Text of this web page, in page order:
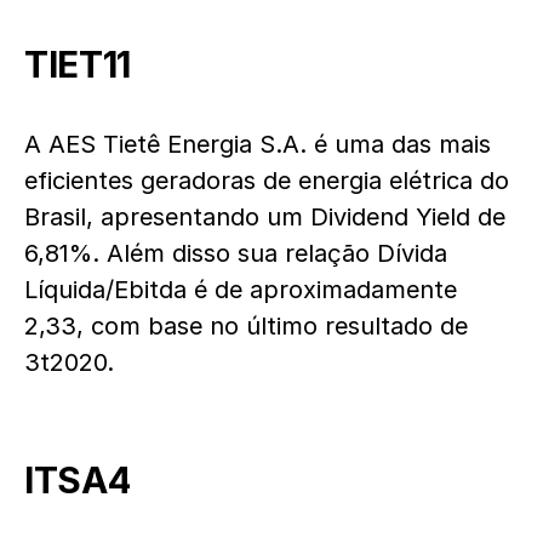
TIET11
A AES Tietê Energia S.A. é uma das mais
eficientes geradoras de energia elétrica do
Brasil, apresentando um Dividend Yield de
6,81%. Além disso sua relação Dívida
Líquida/Ebitda é de aproximadamente
2,33, com base no último resultado de
3t2020.
ITSA4